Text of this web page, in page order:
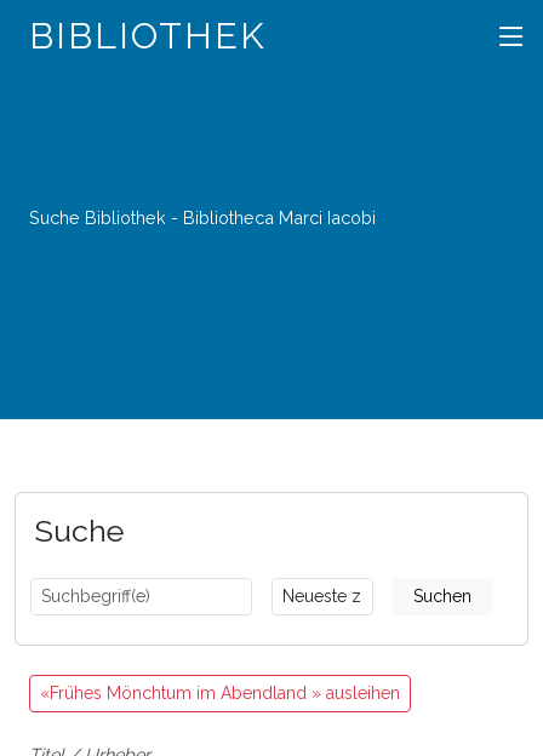
BIBLIOTHEK
Suche Bibliothek - Bibliotheca Marci Iacobi
Suche
Suchen
«Frühes Mönchtum im Abendland » ausleihen